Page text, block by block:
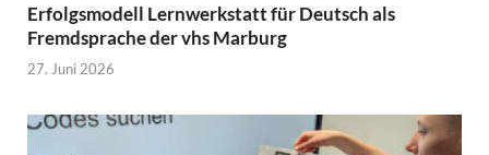
Erfolgsmodell Lernwerkstatt für Deutsch als
Fremdsprache der vhs Marburg
27. Juni 2026